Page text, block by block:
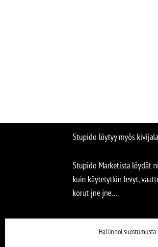
Hallinnoi suostumusta
Stupido löytyy myös
Stupido Marketista löydät
kuin käytetytkin levyt,
korut jne jne…